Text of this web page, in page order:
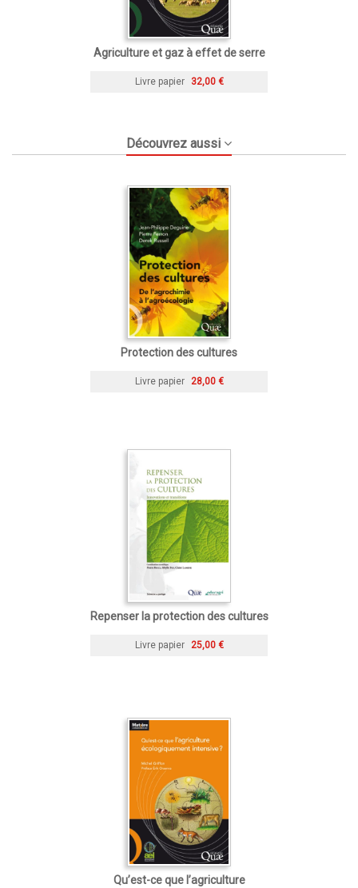
Agriculture et gaz à effet de serre
Livre papier 32,00 €
Découvrez aussi
Protection des cultures
Livre papier 28,00 €
Repenser la protection des cultures
Livre papier 25,00 €
Qu’est-ce que l’agriculture